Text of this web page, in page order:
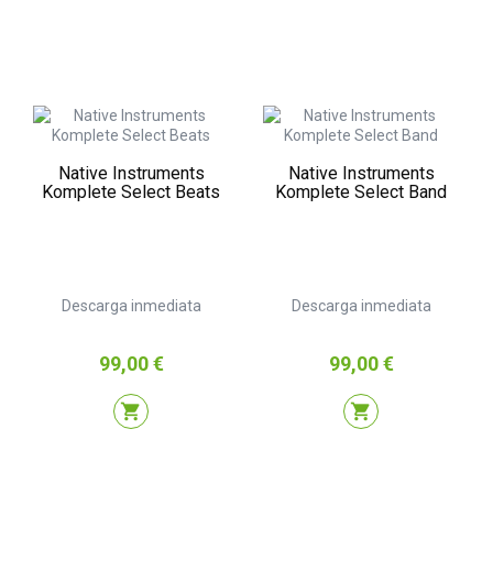
Native Instruments
Komplete Select Beats
Descarga inmediata
Precio
99,00 €
shopping_cart
Native Instruments
Komplete Select Band
Descarga inmediata
Precio
99,00 €
shopping_cart